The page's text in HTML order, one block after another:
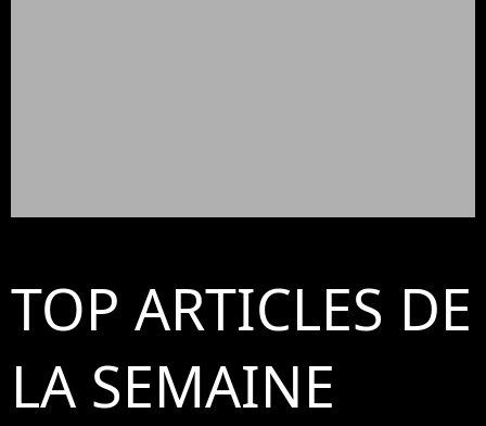
TOP ARTICLES DE
LA SEMAINE